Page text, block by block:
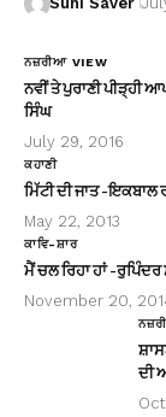
ਨਜ਼ਰੀਆ VIEW
ਨਵੀਂ ਤੇ ਪੁਰਾਣੀ ਪੀੜ੍ਹੀ
ਸਿੰਘ
July 29, 2016
ਕਹਾਣੀ
ਮਿੱਟੀ ਦੀ ਜਾਤ -ਇਕਬਾਲ
May 22, 2013
ਕਾਵਿ-ਸ਼ਾਰ
ਮੈਂ ਚਲ ਰਿਹਾ ਹਾਂ -
November 20,
ਦੀ